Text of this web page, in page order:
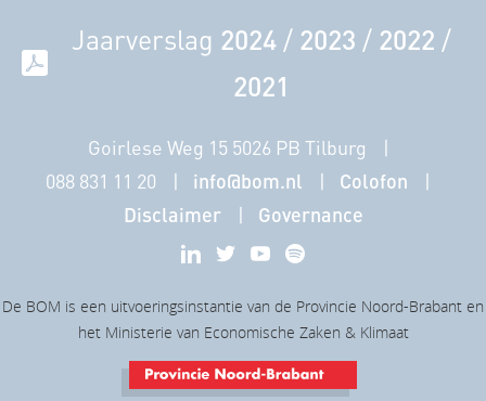
Jaarverslag 2024/ 2023 / 2022 /
2021
Goirlese Weg 15 5026 PB Tilburg
088 831 11 20
info@bom.nl
Colofon
Disclaimer
Governance
De BOM is een uitvoeringsinstantie van de Provincie Noord-Brabant en
het Ministerie van Economische Zaken & Klimaat